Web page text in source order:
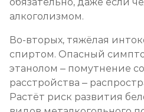
алкоголизмом.
Во-вторых, тяжёлая
спиртом. Опасный
этанолом – помутнение
расстройства –
Растёт риск развития